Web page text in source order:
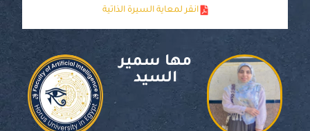
انقر لمعاية السيرة الذاتية
مها سمير
السيد